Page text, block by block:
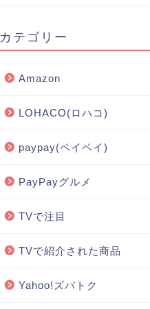
カテゴリー
Amazon
LOHACO(ロハコ)
paypay(ペイペイ)
PayPayグルメ
TVで注目
TVで紹介された商品
Yahoo!ズバトク